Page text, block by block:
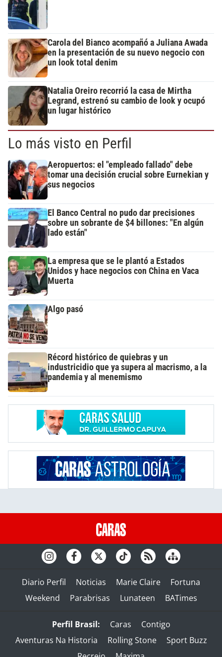
Carola del Bianco acompañó a Juliana Awada
en la presentación de su nuevo negocio con
un look total denim
Natalia Oreiro recorrió la casa de Mirtha
Legrand, estrenó su cambio de look y ocupó
un lugar histórico
Lo más visto en Perfil
Aeropuertos: el "empleado fallado" debe
tomar una decisión crucial sobre Eurnekian y
sus negocios
El Banco Central no pudo dar precisiones
sobre un sobrante de $4 billones: "En algún
lado están"
La empresa que se le plantó a Estados
Unidos y hace negocios con China en Vaca
Muerta
Algo pasó
Récord histórico de quiebras y un
industricidio que ya supera al macrismo, a la
pandemia y al menemismo
Diario Perfil Noticias Marie Claire
Fortuna
Weekend
Parabrisas Lunateen BATimes
Perfil Brasil: Caras
Contigo
Aventuras Na Historia
Rolling Stone
Sport Buzz